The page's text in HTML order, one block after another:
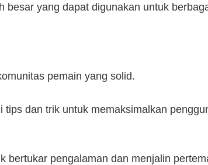
besar yang dapat digunakan untuk
pemain yang solid.
dan trik untuk memaksimalkan
bertukar pengalaman dan menjalin